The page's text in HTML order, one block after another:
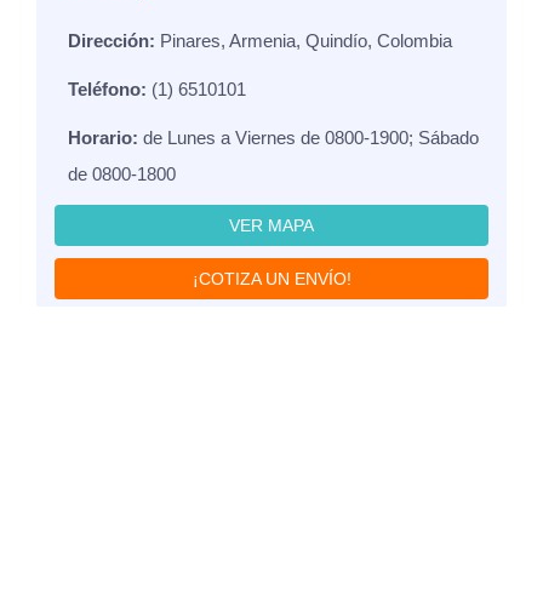
Dirección: Pinares, Armenia, Quindío, Colombia
Teléfono: (1) 6510101
Horario: de Lunes a Viernes de 0800-1900; Sábado
de 0800-1800
VER MAPA
¡COTIZA UN ENVÍO!